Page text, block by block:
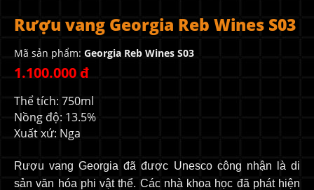
Rượu vang Georgia Reb Wines S03
Mã sản phẩm: Georgia Reb Wines S03
1.100.000 đ
Thể tích: 750ml
Nồng độ: 13.5%
Xuất xứ: Nga
Rượu vang Georgia đã được Unesco công nhận là di
sản văn hóa phi vật thể. Các nhà khoa học đã phát hiện